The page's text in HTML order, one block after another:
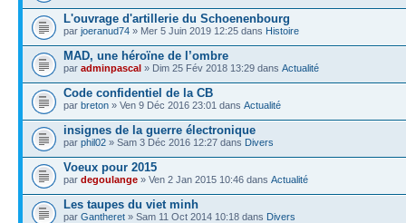
L'ouvrage d'artillerie du Schoenenbourg
par joeranud74 » Mer 5 Juin 2019 12:25 dans Histoire
MAD, une héroïne de l’ombre
par adminpascal » Dim 25 Fév 2018 13:29 dans Actualité
Code confidentiel de la CB
par breton » Ven 9 Déc 2016 23:01 dans Actualité
insignes de la guerre électronique
par phil02 » Sam 3 Déc 2016 12:27 dans Divers
Voeux pour 2015
par degoulange » Ven 2 Jan 2015 10:46 dans Actualité
Les taupes du viet minh
par Gantheret » Sam 11 Oct 2014 10:18 dans Divers